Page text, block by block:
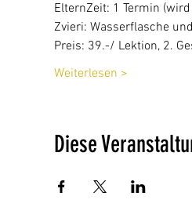
ElternZeit: 1 Termin
Zvieri: Wasserflasche
Preis: 39.-/ Lektion, 2.
Weiterlesen >
Diese